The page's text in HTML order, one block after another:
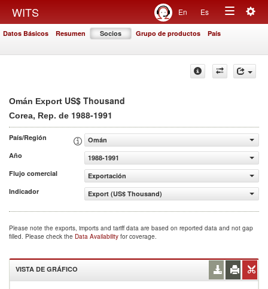
WITS En Es
Toggle
Datos Básicos Resumen Socios Grupo de productos País
Omán Export US$ Thousand
Corea, Rep. de 1988-1991
País/Región
Omán
Año
1988-1991
Flujo comercial
Exportación
Indicador
Export (US$ Thousand)
Please note the exports, imports and tariff data are based on reported data and not gap
filled. Please check the Data Availability for coverage.
VISTA DE GRÁFICO